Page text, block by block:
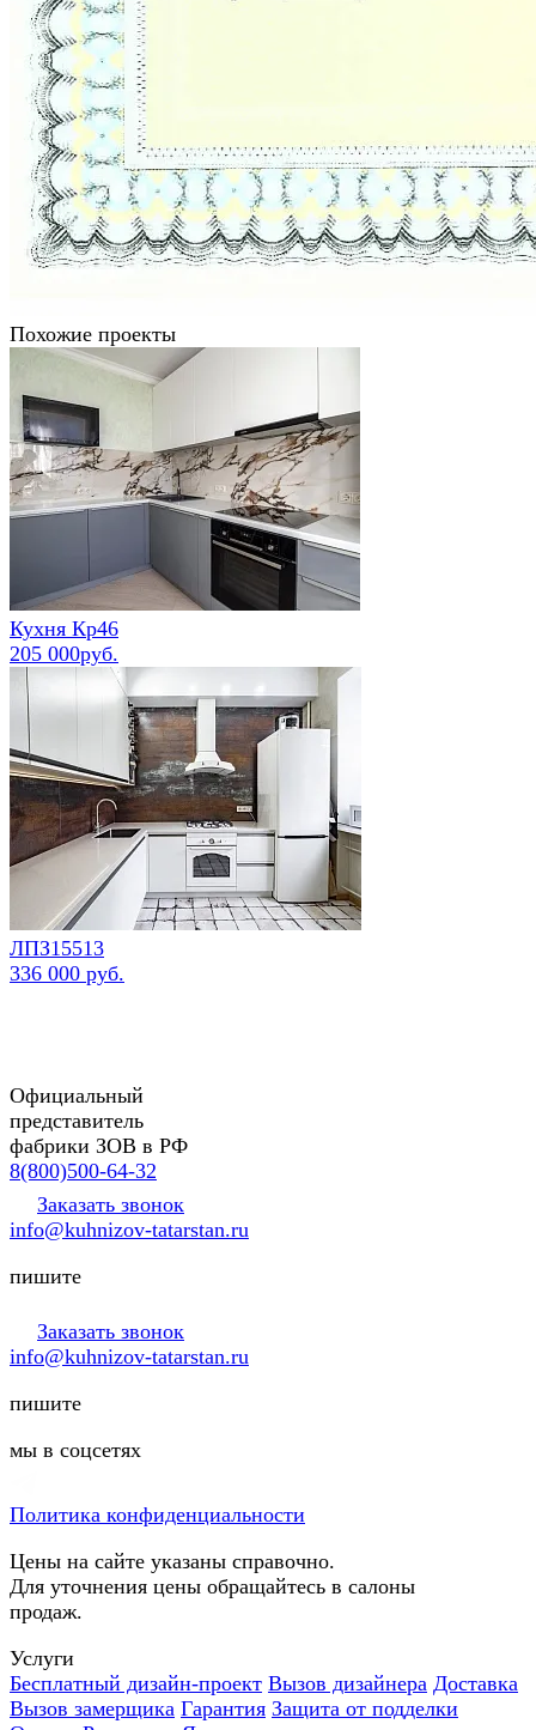
Похожие проекты
Кухня Кр46
205 000руб.
ЛПЗ15513
336 000 руб.
Официальный
представитель
фабрики ЗОВ в РФ
8(800)500-64-32
Заказать звонок
info@kuhnizov-tatarstan.ru
пишите
Заказать звонок
info@kuhnizov-tatarstan.ru
пишите
мы в соцсетях
Политика конфиденциальности
Цены на сайте указаны справочно.
Для уточнения цены обращайтесь в салоны
продаж.
Услуги
Бесплатный дизайн-проект Вызов дизайнера Доставка
Вызов замерщика Гарантия Защита от подделки